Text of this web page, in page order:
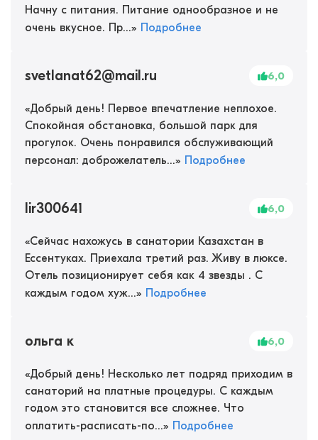
Начну с питания. Питание однообразное и не
очень вкусное. Пр...» Подробнее
svetlanat62@mail.ru 6,0
«Добрый день! Первое впечатление неплохое.
Спокойная обстановка, большой парк для
прогулок. Очень понравился обслуживающий
персонал: доброжелатель...» Подробнее
lir300641 6,0
«Сейчас нахожусь в санатории Казахстан в
Ессентуках. Приехала третий раз. Живу в люксе.
Отель позиционирует себя как 4 звезды . С
каждым годом хуж...» Подробнее
ольга к 6,0
«Добрый день! Несколько лет подряд приходим в
санаторий на платные процедуры. С каждым
годом это становится все сложнее. Что
оплатить-расписать-по...» Подробнее